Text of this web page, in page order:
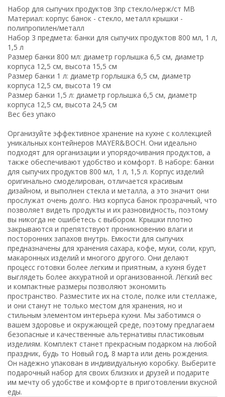
Набор для сыпучих продуктов 3пр стекло/нерж/ст MB
Материал: корпус банок - стекло, металл крышки -
полипропилен/металл
Набор 3 предмета: банки для сыпучих продуктов 800 мл, 1 л,
1,5 л
Размер банки 800 мл: диаметр горлышка 6,5 см, диаметр
корпуса 12,5 см, высота 15,5 см
Размер банки 1 л: диаметр горлышка 6,5 см, диаметр
корпуса 12,5 см, высота 19 см
Размер банки 1,5 л: диаметр горлышка 6,5 см, диаметр
корпуса 12,5 см, высота 24,5 см
Вес без упако
Организуйте эффективное хранение на кухне с коллекцией
уникальных контейнеров MAYER&BOCH. Они идеально
подходят для организации и упорядочивания продуктов, а
также обеспечивают удобство и комфорт. В наборе: банки
для сыпучих продуктов 800 мл, 1 л, 1,5 л. Корпус изделий
оригинально смоделирован, отличается красивым
дизайном, и выполнен стекла и металла, а это значит они
прослужат очень долго. Низ корпуса банок прозрачный, что
позволяет видеть продукты и их разновидность, поэтому
вы никогда не ошибетесь с выбором. Крышки плотно
закрываются и препятствуют проникновению влаги и
посторонних запахов внутрь. Емкости для сыпучих
предназначены для хранения сахара, кофе, муки, соли, круп,
макаронных изделий и многого другого. Они делают
процесс готовки более легким и приятным, а кухня будет
выглядеть более аккуратной и организованной. Лёгкий вес
и компактные размеры позволяют экономить
пространство. Разместите их на столе, полке или стеллаже,
и они станут не только местом для хранения, но и
стильным элементом интерьера кухни. Мы заботимся о
вашем здоровье и окружающей среде, поэтому предлагаем
безопасные и качественные альтернативы пластиковым
изделиям. Комплект станет прекрасным подарком на любой
праздник, будь то Новый год, 8 марта или день рождения.
Он надежно упакован в индивидуальную коробку. Выберите
подарочный набор для своих близких и друзей и подарите
им мечту об удобстве и комфорте в приготовлении вкусной
еды.